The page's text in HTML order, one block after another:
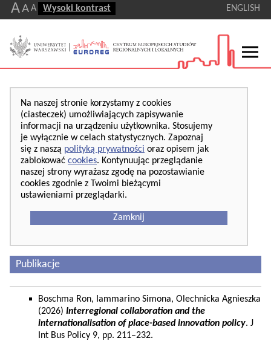
AA A Wysoki kontrast ENGLISH
Na naszej stronie korzystamy z cookies
(ciasteczek) umożliwiających zapisywanie
informacji na urządzeniu użytkownika. Stosujemy
je wyłącznie w celach statystycznych. Zapoznaj
się z naszą polityką prywatności oraz opisem jak
zablokować cookies. Kontynuując przeglądanie
naszej strony wyrażasz zgodę na pozostawianie
cookies zgodnie z Twoimi bieżącymi
ustawieniami przeglądarki.
Zamknij
Publikacje
Boschma Ron, Iammarino Simona, Olechnicka Agnieszka
(2026) Interregional collaboration and the
internationalisation of place-based innovation policy. J
Int Bus Policy 9, pp. 211–232.